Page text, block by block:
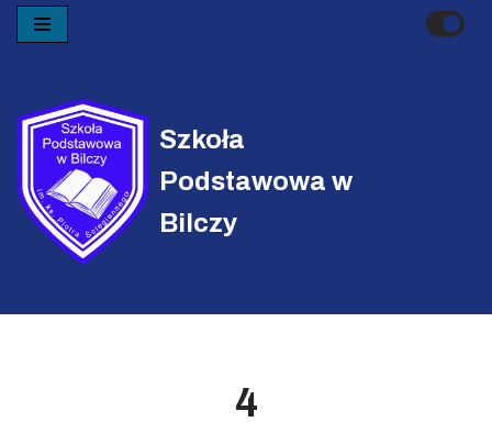
treści
Szkoła
Podstawowa w
Bilczy
4